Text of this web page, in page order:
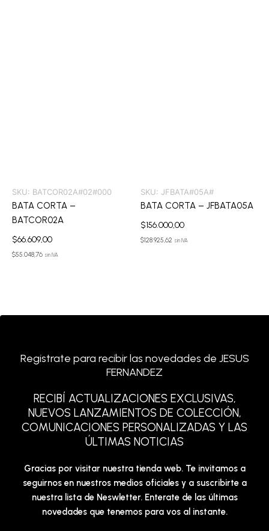
SKU: BATCOR02A#02#000
BATA CORTA –
BATCOR02A
$66.609,00
$55.048,76 sin IVA
SKU: JFBATA#05A#
BATA CORTA – JFBATA05A
$156.000,00
$128.925,62 sin IVA
Registrate para recibir las novedades de JESUS
FERNANDEZ
RECIBÍ ACTUALIZACIONES EXCLUSIVAS,
NUEVOS LANZAMIENTOS DE COLECCIÓN,
COMUNICACIONES PERSONALIZADAS Y LAS
ÚLTIMAS NOTICIAS
Gracias por visitar nuestra tienda web. Te invitamos a
seguirnos en nuestros medios oficiales y a suscribirte a
nuestra lista de Neswletter. Enterate de las últimas
novedades que tenemos para vos al instante.